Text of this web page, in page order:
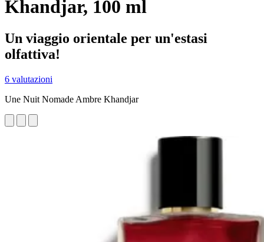
Khandjar, 100 ml
Un viaggio orientale per un'estasi
olfattiva!
6 valutazioni
Une Nuit Nomade Ambre Khandjar